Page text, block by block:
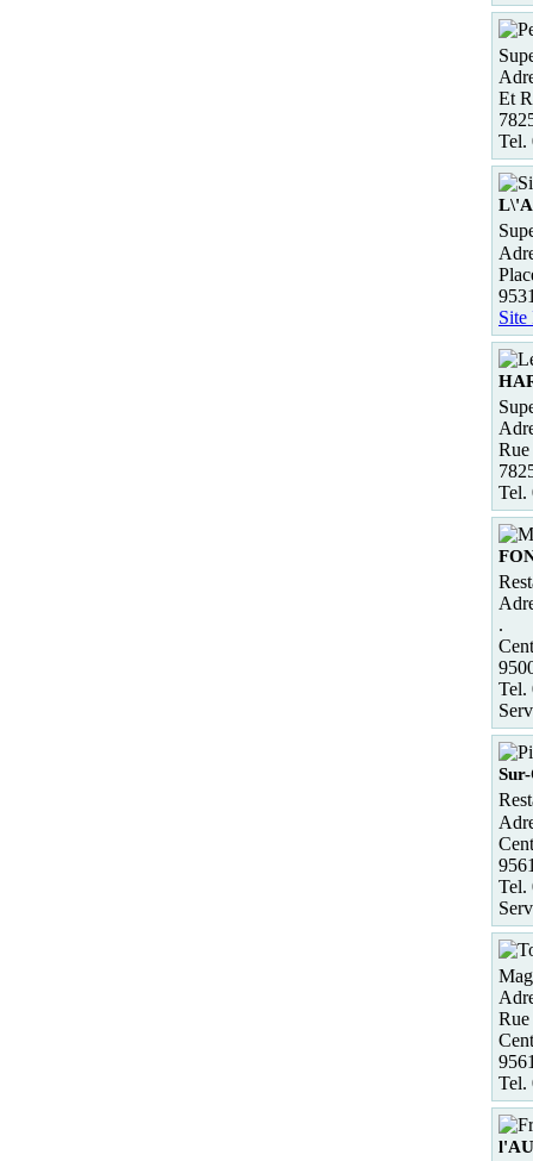
Et
Tel.
Site
Rue
Tel.
.
Tel.
Tel.
Tel.